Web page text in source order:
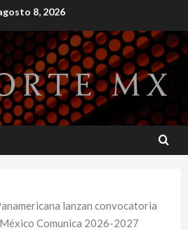
8, 2026
lanzan convocatoria
Comunica 2026-2027